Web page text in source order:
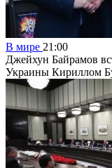
В мире 21:00
Джейхун Байрамов
Украины Кириллом